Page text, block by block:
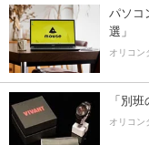
パソコ
選」
オリコン
「別
オリコン